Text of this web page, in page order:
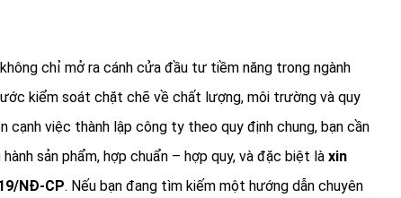
không chỉ mở ra cánh cửa đầu tư tiềm năng trong ngành
kiểm soát chặt chẽ về chất lượng, môi trường và quy
cạnh việc thành lập công ty theo quy định chung, bạn cần
sản phẩm, hợp chuẩn – hợp quy, và đặc biệt là xin
NĐ-CP. Nếu bạn đang tìm kiếm một hướng dẫn chuyên